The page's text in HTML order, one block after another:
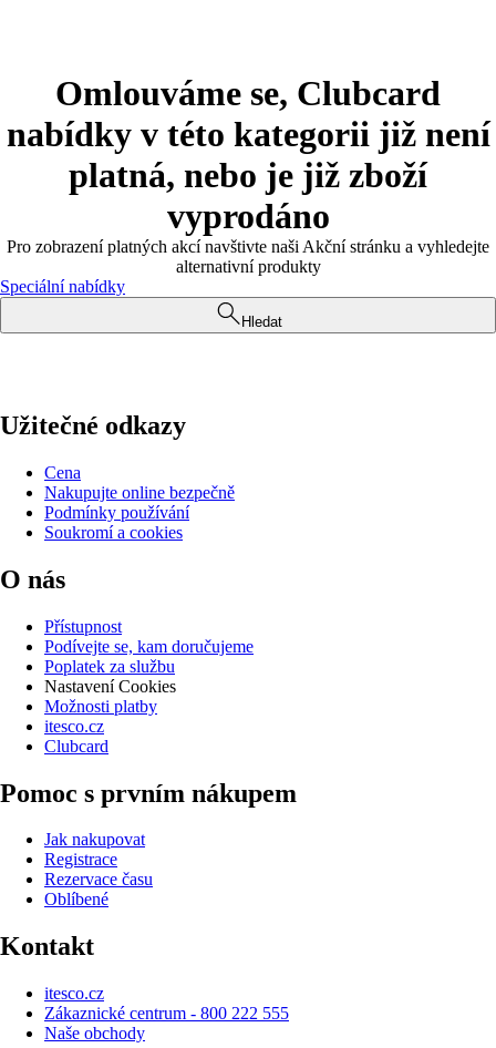
Omlouváme se, Clubcard
nabídky v této kategorii již není
platná, nebo je již zboží
vyprodáno
Pro zobrazení platných akcí navštivte naši Akční stránku a vyhledejte
alternativní produkty
Speciální nabídky
Hledat
Užitečné odkazy
Cena
Nakupujte online bezpečně
Podmínky používání
Soukromí a cookies
O nás
Přístupnost
Podívejte se, kam doručujeme
Poplatek za službu
Nastavení Cookies
Možnosti platby
itesco.cz
Clubcard
Pomoc s prvním nákupem
Jak nakupovat
Registrace
Rezervace času
Oblíbené
Kontakt
itesco.cz
Zákaznické centrum - 800 222 555
Naše obchody